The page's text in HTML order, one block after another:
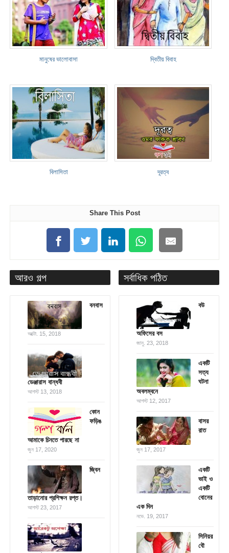
মানুষের ভালোবাসা দ্বিতীয় বিবাহ
বিলাসিতা দূরত্ব
Share This Post
আরও গল্প
বনবাস
অক্টো. 15, 2018
ডেঞ্জারাস বান্ধবী
আগস্ট 13, 2018
কোন
ফড়িঙ
আমাকে চিনতে পারছে না
জুন 17, 2020
জ্বিন
তাড়ানোর প্রশিক্ষন রপ্ত।
আগস্ট 23, 2017
সর্বাধিক পঠিত
বউ
অফিসের বস
জানু. 23, 2018
একটি
সত্য
ঘটনা
অবলম্বনে
আগস্ট 12, 2017
বাসর
রাত
জুন 17, 2017
একটি
ভাই ও
একটি
বোনের
এক দিন
নভে. 19, 2017
সিনিয়র
বৌ